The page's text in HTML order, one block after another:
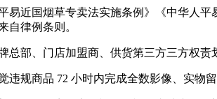
近国烟草专卖法实施条例》《中华人平
自律例条则。
部、门店加盟商、供货第三方三方权责
规商品 72 小时内完成全数影像、实物